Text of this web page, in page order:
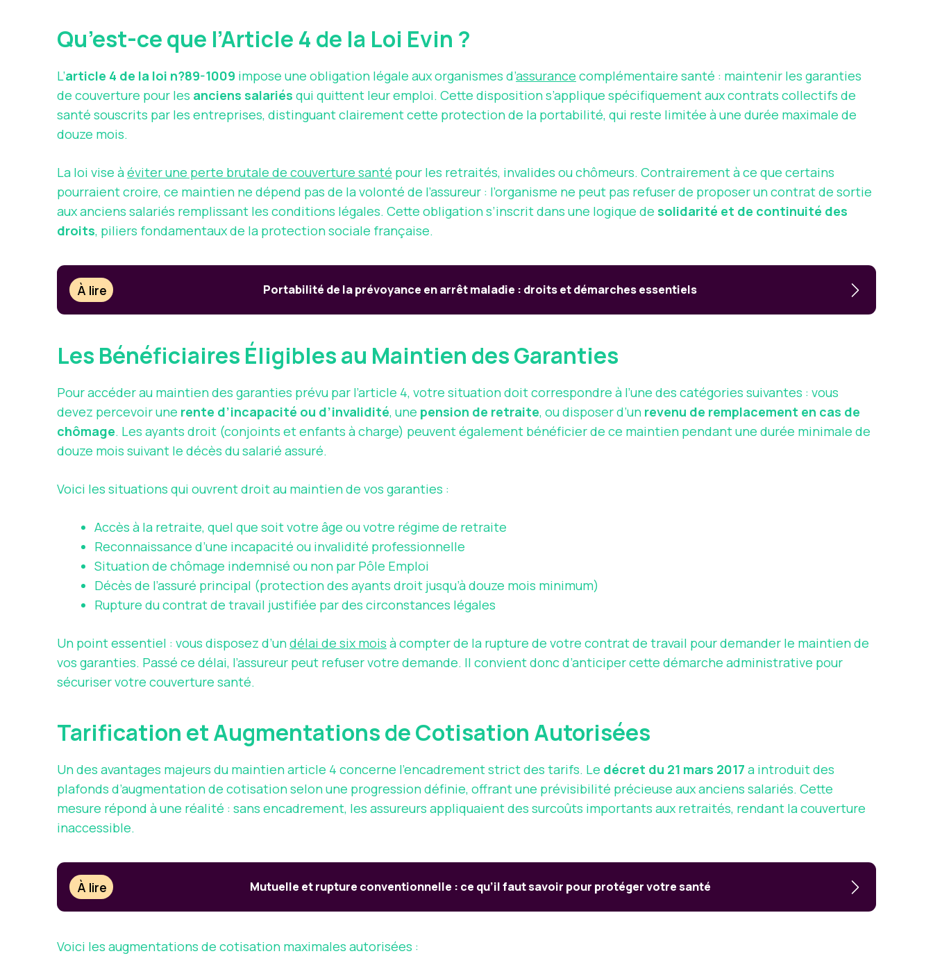
Qu’est-ce que l’Article 4 de la Loi Evin ?
L’article 4 de la loi n?89-1009 impose une obligation légale aux organismes d’assurance complémentaire santé : maintenir les garanties
de couverture pour les anciens salariés qui quittent leur emploi. Cette disposition s’applique spécifiquement aux contrats collectifs de
santé souscrits par les entreprises, distinguant clairement cette protection de la portabilité, qui reste limitée à une durée maximale de
douze mois.
La loi vise àéviter une perte brutale de couverture santé pour les retraités, invalides ou chômeurs. Contrairement à ce que certains
pourraient croire, ce maintien ne dépend pas de la volonté de l’assureur : l’organisme ne peut pas refuser de proposer un contrat de sortie
aux anciens salariés remplissant les conditions légales. Cette obligation s’inscrit dans une logique de solidarité et de continuité des
droits, piliers fondamentaux de la protection sociale française.
À lire Portabilité de la prévoyance en arrêt maladie : droits et démarches essentiels
Les Bénéficiaires Éligibles au Maintien des Garanties
Pour accéder au maintien des garanties prévu par l’article 4, votre situation doit correspondre à l’une des catégories suivantes : vous
devez percevoir une rente d’incapacité ou d’invalidité, une pension de retraite, ou disposer d’un revenu de remplacement en cas de
chômage. Les ayants droit (conjoints et enfants à charge) peuvent également bénéficier de ce maintien pendant une durée minimale de
douze mois suivant le décès du salarié assuré.
Voici les situations qui ouvrent droit au maintien de vos garanties :
Accès à la retraite, quel que soit votre âge ou votre régime de retraite
Reconnaissance d’une incapacité ou invalidité professionnelle
Situation de chômage indemnisé ou non par Pôle Emploi
Décès de l’assuré principal (protection des ayants droit jusqu’à douze mois minimum)
Rupture du contrat de travail justifiée par des circonstances légales
Un point essentiel : vous disposez d’undélai de six mois à compter de la rupture de votre contrat de travail pour demander le maintien de
vos garanties. Passé ce délai, l’assureur peut refuser votre demande. Il convient donc d’anticiper cette démarche administrative pour
sécuriser votre couverture santé.
Tarification et Augmentations de Cotisation Autorisées
Un des avantages majeurs du maintien article 4 concerne l’encadrement strict des tarifs. Le décret du 21 mars 2017 a introduit des
plafonds d’augmentation de cotisation selon une progression définie, offrant une prévisibilité précieuse aux anciens salariés. Cette
mesure répond à une réalité : sans encadrement, les assureurs appliquaient des surcoûts importants aux retraités, rendant la couverture
inaccessible.
À lire Mutuelle et rupture conventionnelle : ce qu’il faut savoir pour protéger votre santé
Voici les augmentations de cotisation maximales autorisées :